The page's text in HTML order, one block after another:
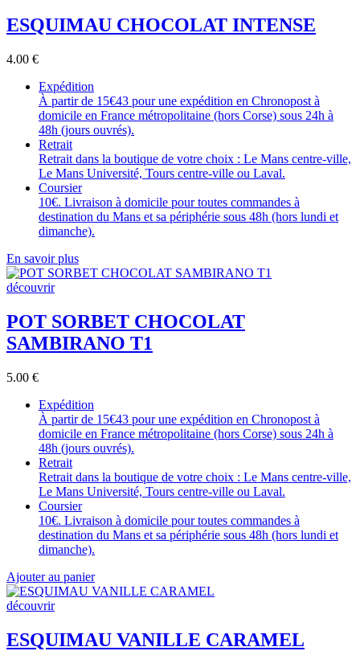
ESQUIMAU CHOCOLAT INTENSE
4.00 €
Expédition
À partir de 15€43 pour une expédition en Chronopost à
domicile en France métropolitaine (hors Corse) sous 24h à
48h (jours ouvrés).
Retrait
Retrait dans la boutique de votre choix : Le Mans centre-ville,
Le Mans Université, Tours centre-ville ou Laval.
Coursier
10€. Livraison à domicile pour toutes commandes à
destination du Mans et sa périphérie sous 48h (hors lundi et
dimanche).
En savoir plus
découvrir
POT SORBET CHOCOLAT
SAMBIRANO T1
5.00 €
Expédition
À partir de 15€43 pour une expédition en Chronopost à
domicile en France métropolitaine (hors Corse) sous 24h à
48h (jours ouvrés).
Retrait
Retrait dans la boutique de votre choix : Le Mans centre-ville,
Le Mans Université, Tours centre-ville ou Laval.
Coursier
10€. Livraison à domicile pour toutes commandes à
destination du Mans et sa périphérie sous 48h (hors lundi et
dimanche).
Ajouter au panier
découvrir
ESQUIMAU VANILLE CARAMEL